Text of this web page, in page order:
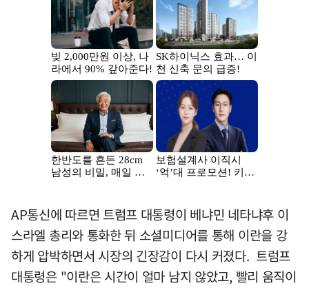
AP통신에 따르면 트럼프 대통령이 베냐민 네타냐후 이
스라엘 총리와 통화한 뒤 소셜미디어를 통해 이란을 강
하게 압박하면서 시장의 긴장감이 다시 커졌다. 트럼프
대통령은 "이란은 시간이 얼마 남지 않았고, 빨리 움직이